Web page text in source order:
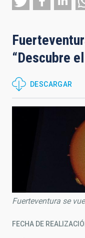
a
navegación
“Descubre
DESCARGAR
Fuerteventura se
FECHA DE